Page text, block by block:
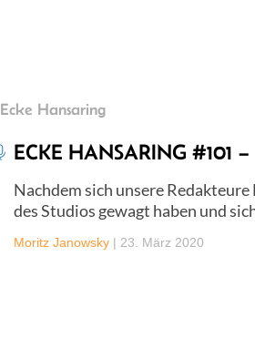
Ecke Hansaring
ECKE HANSARING #101
Nachdem sich unsere
des Studios gewagt haben und
Moritz Janowsky | 23. März 2020